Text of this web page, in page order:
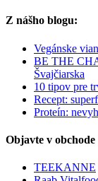
Z nášho blogu:
Vegánske
BE THE
Švajčiarska
10 tipov pre
Recept:
Proteín:
Objavte v
TEEKANNE